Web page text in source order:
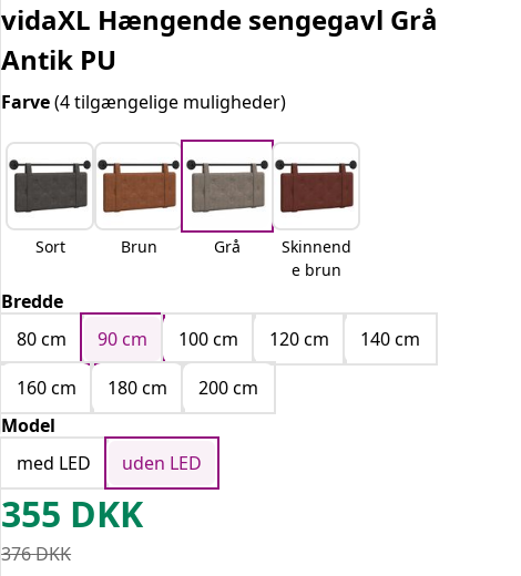
vidaXL Hængende sengegavl Grå
Antik PU
Farve(4 tilgængelige muligheder)
Sort Brun Grå
Skinnend
e brun
Bredde
80 cm
90 cm 100 cm 120 cm
140 cm
160 cm
180 cm
200 cm
Model
med LED
uden LED
355 DKK
376DKK